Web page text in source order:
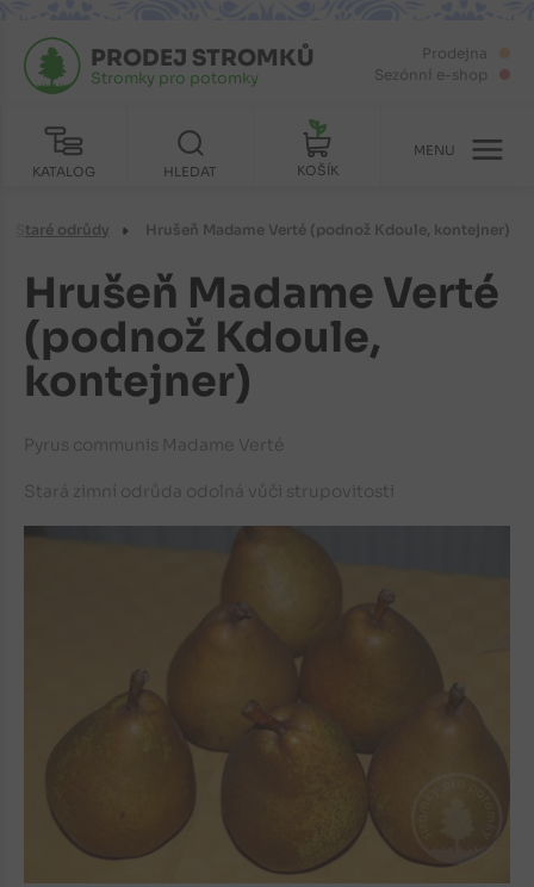
Prodejna
Sezónní e-shop
KATALOG
PRODEJ STROMKŮ
Stromky pro potomky
HLEDAT KOŠÍK
MENU
Staré odrůdy Hrušeň Madame Verté (podnož Kdoule, kontejner)
Hrušeň Madame Verté
(podnož Kdoule,
kontejner)
Pyrus communis Madame Verté
Stará zimní odrůda odolná vůči strupovitosti